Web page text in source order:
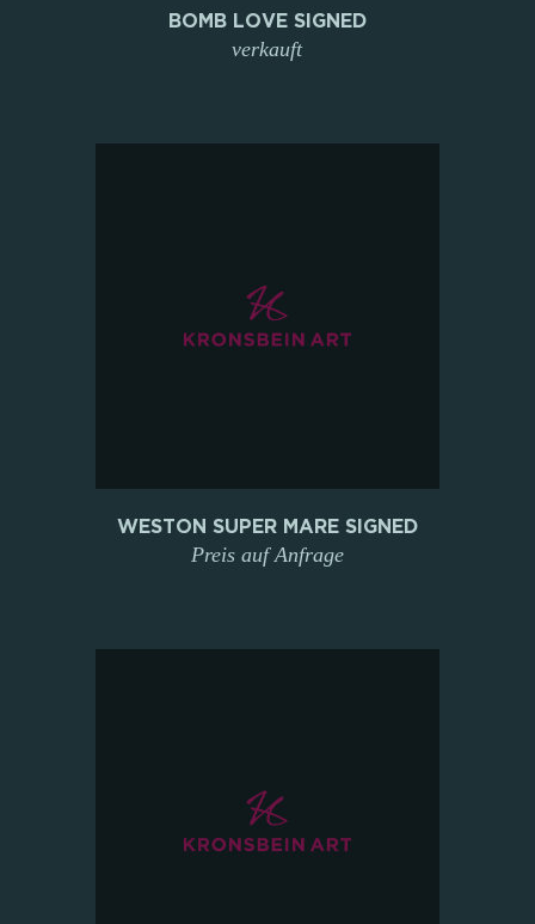
BOMB LOVE SIGNED
verkauft
WESTON SUPER MARE SIGNED
Preis auf Anfrage